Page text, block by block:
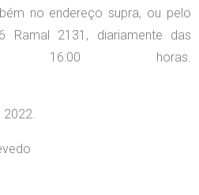
no endereço supra, ou pelo
Ramal 2131, diariamente das
horas.
2022.